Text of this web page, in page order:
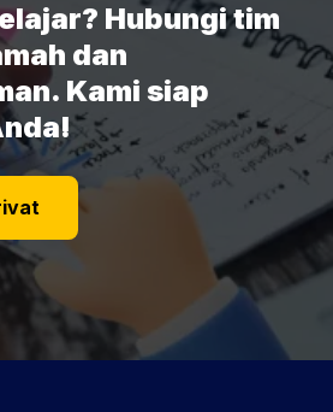
Hubungi tim
dan
Kami siap